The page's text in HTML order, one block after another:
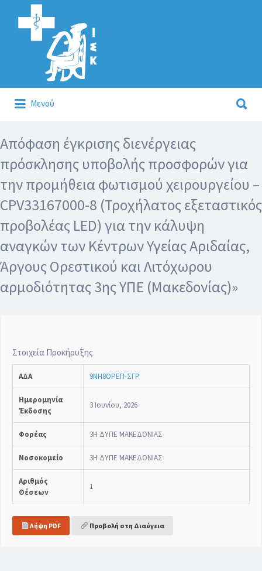
Αναζήτηση
για:
Μενού
για:
Απόφαση έγκρισης διενέργειας
πρόσκλησης υποβολής προσφορών για
την προμήθεια φωτισμού χειρουργείου –
CPV33167000-8 (Τροχήλατος εξεταστικός
προβολέας LED) για την κάλυψη
αναγκών των Κέντρων Υγείας Αριδαίας,
Άργους Ορεστικού και Λιτόχωρου
αρμοδιότητας 3ης ΥΠΕ (Μακεδονίας)»
Στοιχεία Προκήρυξης
ΑΔΑ 9ΝΗ8ΟΡΕΠ-ΣΓΡ
Ημερομηνία
Έκδοσης
3 Ιουνίου, 2026
Φορέας 3Η ΔΥΠΕ ΜΑΚΕΔΟΝΙΑΣ
Νοσοκομείο 3Η ΔΥΠΕ ΜΑΚΕΔΟΝΙΑΣ
Αριθμός
Θέσεων
1
Λήψη PDF Προβολή στη Διαύγεια